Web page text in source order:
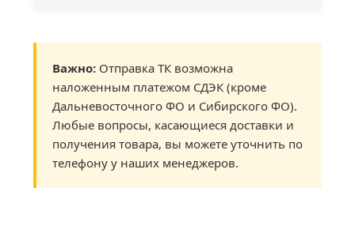
Важно: Отправка ТК возможна
наложенным платежом СДЭК (кроме
Дальневосточного ФО и Сибирского ФО).
Любые вопросы, касающиеся доставки и
получения товара, вы можете уточнить по
телефону у наших менеджеров.